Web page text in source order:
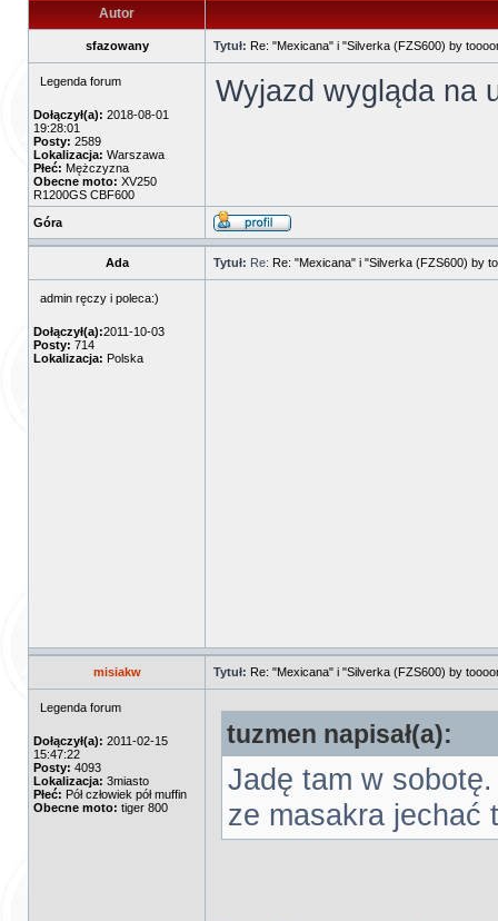
Autor
sfazowany Tytuł: Re: "Mexicana" i "Silverka (FZS600) by
Legenda forum
Dołączył(a): 2018-08-01
19:28:01
Posty: 2589
Lokalizacja: Warszawa
Płeć: Mężczyzna
Obecne moto: XV250
R1200GS CBF600
Wyjazd wygląda na
Góra
Ada Tytuł: Re: Re: "Mexicana" i "Silverka (FZS600) by
admin ręczy i poleca:)
Dołączył(a):2011-10-03
Posty: 714
Lokalizacja: Polska
misiakw Tytuł: Re: "Mexicana" i "Silverka (FZS600) by
Legenda forum
Dołączył(a): 2011-02-15
15:47:22
Posty: 4093
Lokalizacja: 3miasto
Płeć: Pół człowiek pół muffin
Obecne moto: tiger 800
tuzmen napisał(a):
Jadę tam w
ze masakra jechać